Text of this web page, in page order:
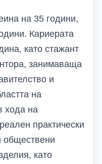
на 35 години,
Кариерата
като стажант
занимаваща
и
на
хода на
практически
обществени
като